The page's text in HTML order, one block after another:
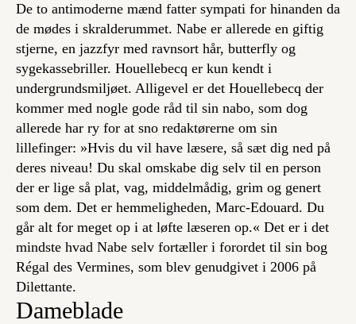
De to antimoderne mænd fatter sympati for hinanden da
de mødes i skralderummet. Nabe er allerede en giftig
stjerne, en jazzfyr med ravnsort hår, butterfly og
sygekassebriller. Houellebecq er kun kendt i
undergrundsmiljøet. Alligevel er det Houellebecq der
kommer med nogle gode råd til sin nabo, som dog
allerede har ry for at sno redaktørerne om sin
lillefinger: »Hvis du vil have læsere, så sæt dig ned på
deres niveau! Du skal omskabe dig selv til en person
der er lige så plat, vag, middelmådig, grim og genert
som dem. Det er hemmeligheden, Marc-Edouard. Du
går alt for meget op i at løfte læseren op.« Det er i det
mindste hvad Nabe selv fortæller i forordet til sin bog
Régal des Vermines, som blev genudgivet i 2006 på
Dilettante.
Dameblade